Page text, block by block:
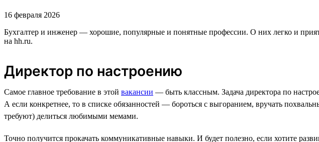
16 февраля 2026
Бухгалтер и инженер — хорошие, популярные и понятные профессии. О них легко и
на hh.ru.
Директор по настроению
Самое главное требование в этой вакансии — быть классным. Задача директора по
А если конкретнее, то в списке обязанностей — бороться с выгоранием, вручать
требуют) делиться любимыми мемами.
Точно получится прокачать коммуникативные навыки. И будет полезно, если хотите